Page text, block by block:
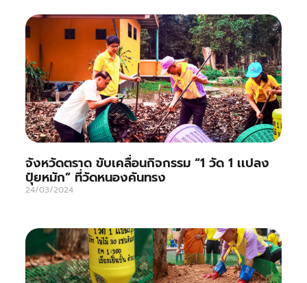
จังหวัดตราด ขับเคลื่อนกิจกรรม “1 วัด 1 เเปลง
ปุ๋ยหมัก” ที่วัดหนองคันทรง
24/03/2024